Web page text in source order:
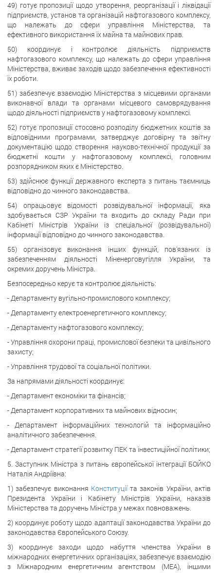
49) готує пропозиції щодо утворення, реорганізації і ліквідації
підприємств, установ та організацій нафтогазового комплексу,
що належать до сфери управління Міністерства, та
ефективного використання їх майна та майнових прав.
50) координує і контролює діяльність підприємств
нафтогазового комплексу, що належать до сфери управління
Міністерства, вживає заходів щодо забезпечення ефективності
їх роботи.
51) забезпечує взаємодію Міністерства з місцевими органами
виконавчої влади та органами місцевого самоврядування
щодо діяльності підприємств у нафтогазовому комплексі.
52) готує пропозиції стосовно розподілу бюджетних коштів за
відповідними програмами, затверджує договірну та звітну
документацію щодо створення науково-технічної продукції за
бюджетні кошти у нафтогазовому комплексі, головним
розпорядником яких є Міністерство.
53) здійснює функції державного експерта з питань таємниць
відповідно до чинного законодавства.
54) опрацьовує відомості розвідувальної інформації, яка
здобувається СЗР України та входить до складу Ради при
Кабінеті Міністрів України із спеціальної (розвідувальної)
інформації відповідно до чинного законодавства.
55) організовує виконання інших функцій, пов'язаних із
забезпеченням діяльності Міненерговугілля України, та
окремих доручень Міністра.
Безпосередньо керує та контролює діяльність:
- Департаменту вугільно-промислового комплексу;
- Департаменту електроенергетичного комплексу;
- Департаменту нафтогазового комплексу;
- Управління охорони праці, промислової безпеки та цивільного
захисту;
- Управління трудової та соціальної політики.
За напрямами діяльності координує:
- Департамент економіки та фінансів;
- Департамент корпоративних та майнових відносин;
- Департамент інформаційних технологій та інформаційно
аналітичного забезпечення.
- Департамент стратегії розвитку ПЕК та інвестиційної політики;
5. Заступник Міністра з питань європейської інтеграції БОЙКО
Наталія Андріївна:
1) забезпечує виконання Конституціїта законів України, актів
Президента України і Кабінету Міністрів України, наказів
Міністерства та доручень Міністра у межах повноважень.
2) координує роботу щодо адаптації законодавства України до
законодавства Європейського Союзу.
3) координує заходи щодо набуття членства України в
міжнародних енергетичних організаціях, забезпечує взаємодію
з Міжнародним енергетичним агентством (МЕА), іншими